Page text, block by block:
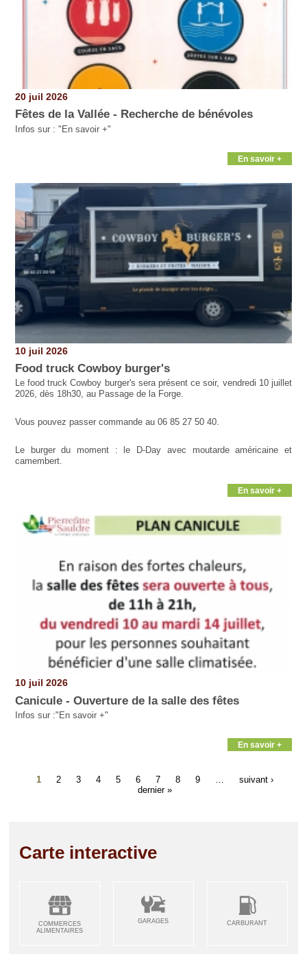
20 juil 2026
Fêtes de la Vallée - Recherche de bénévoles
Infos sur : "En savoir +"
En savoir +
10 juil 2026
Food truck Cowboy burger's
Le food truck Cowboy burger's sera présent ce soir, vendredi 10 juillet
2026, dès 18h30, au Passage de la Forge.
Vous pouvez passer commande au 06 85 27 50 40.
Le burger du moment : le D-Day avec moutarde américaine et
camembert.
En savoir +
10 juil 2026
Canicule - Ouverture de la salle des fêtes
Infos sur :"En savoir +"
En savoir +
1 2 3 4 5 6 7 8 9
suivant ›
dernier »
Carte interactive
COMMERCES
ALIMENTAIRES
GARAGES CARBURANT